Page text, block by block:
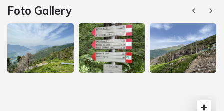
Foto Gallery